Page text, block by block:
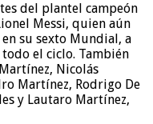
del plantel campeón
Messi, quien aún
su sexto Mundial, a
el ciclo. También
Nicolás
Martínez, Rodrigo De
y Lautaro Martínez,